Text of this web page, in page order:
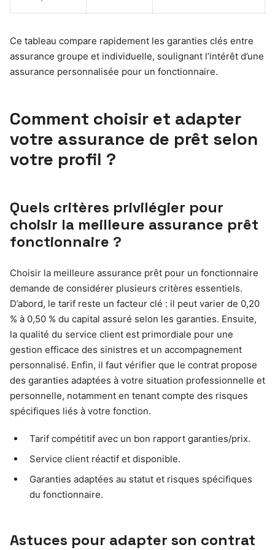
Ce tableau compare rapidement les garanties clés entre
assurance groupe et individuelle, soulignant l’intérêt d’une
assurance personnalisée pour un fonctionnaire.
Comment choisir et adapter
votre assurance de prêt selon
votre profil ?
Quels critères privilégier pour
choisir la meilleure assurance prêt
fonctionnaire ?
Choisir la meilleure assurance prêt pour un fonctionnaire
demande de considérer plusieurs critères essentiels.
D’abord, le tarif reste un facteur clé : il peut varier de 0,20
% à 0,50 % du capital assuré selon les garanties. Ensuite,
la qualité du service client est primordiale pour une
gestion efficace des sinistres et un accompagnement
personnalisé. Enfin, il faut vérifier que le contrat propose
des garanties adaptées à votre situation professionnelle et
personnelle, notamment en tenant compte des risques
spécifiques liés à votre fonction.
Tarif compétitif avec un bon rapport garanties/prix.
Service client réactif et disponible.
Garanties adaptées au statut et risques spécifiques
du fonctionnaire.
Astuces pour adapter son contrat